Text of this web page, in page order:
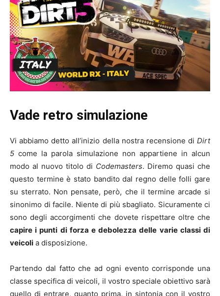
Vade retro simulazione
Vi abbiamo detto all’inizio della nostra recensione di Dirt
5 come la parola simulazione non appartiene in alcun
modo al nuovo titolo di Codemasters. Diremo quasi che
questo termine è stato bandito dal regno delle folli gare
su sterrato. Non pensate, però, che il termine arcade si
sinonimo di facile. Niente di più sbagliato. Sicuramente ci
sono degli accorgimenti che dovete rispettare oltre che
capire i punti di forza e debolezza delle varie classi di
veicoli a disposizione.
Partendo dal fatto che ad ogni evento corrisponde una
classe specifica di veicoli, il vostro speciale obiettivo sarà
quello di entrare, quanto prima, in sintonia con il vostro